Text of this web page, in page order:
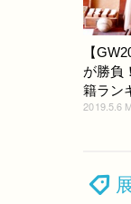
【
が勝負
籍ラン
2019.5.6